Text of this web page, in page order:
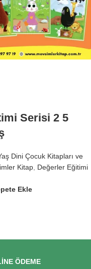
Serisi 2 5
Dini Çocuk Kitapları ve
Kitap Değerler Eğitimi
Ekle
ÖDEME